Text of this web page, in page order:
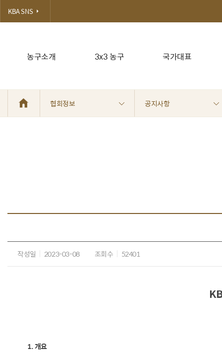
농구소개 3x3 농구 국가대표
KBA SNS
협회정보 공지사항
작성일 2023-03-08 조회수 52401
1. 개요